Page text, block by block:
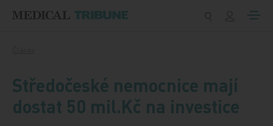
Středočeské nemocnice mají
dostat 50 mil.Kč na investice